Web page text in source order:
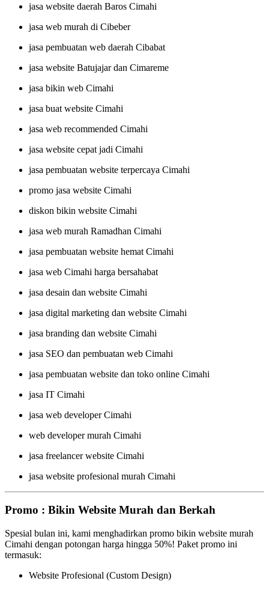
jasa website daerah Baros Cimahi
jasa web murah di Cibeber
jasa pembuatan web daerah Cibabat
jasa website Batujajar dan Cimareme
jasa bikin web Cimahi
jasa buat website Cimahi
jasa web recommended Cimahi
jasa website cepat jadi Cimahi
jasa pembuatan website terpercaya Cimahi
promo jasa website Cimahi
diskon bikin website Cimahi
jasa web murah Ramadhan Cimahi
jasa pembuatan website hemat Cimahi
jasa web Cimahi harga bersahabat
jasa desain dan website Cimahi
jasa digital marketing dan website Cimahi
jasa branding dan website Cimahi
jasa SEO dan pembuatan web Cimahi
jasa pembuatan website dan toko online Cimahi
jasa IT Cimahi
jasa web developer Cimahi
web developer murah Cimahi
jasa freelancer website Cimahi
jasa website profesional murah Cimahi
Promo : Bikin Website Murah dan Berkah
Spesial bulan ini, kami menghadirkan promo bikin website murah
Cimahi dengan potongan harga hingga 50%! Paket promo ini
termasuk:
Website Profesional (Custom Design)